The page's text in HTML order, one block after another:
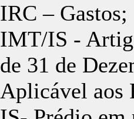
IRC –
IMT/IS -
de 31 de
Aplicável